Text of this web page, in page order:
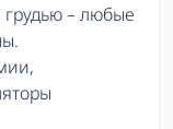
– любые